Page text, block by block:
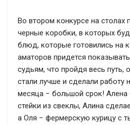
Во втором конкурсе на столах
черные коробки, в которых
блюд, которые готовились на
аматоров придется
судьям, что пройдя весь путь,
стали лучше и сделали работу
месяца − большой срок! Алена
стейки из свеклы, Алина
а Оля − фермерскую курицу с